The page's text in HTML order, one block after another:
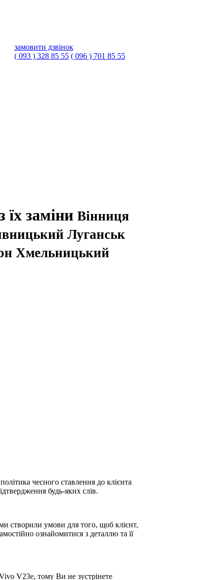
замовити дзвінок
( 093 ) 328 85 55 ( 096 ) 701 85 55
заміни Вінниця
Луганськ
Хмельницький
чесного ставлення до клієнта
будь-яких слів.
створили умови для того, щоб клієнт,
ознайомитися з деталлю та її
V23e, тому Ви не зустрінете